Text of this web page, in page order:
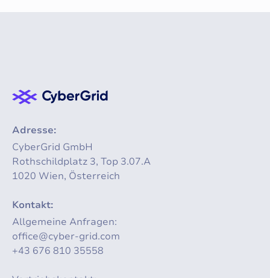
Adresse:
CyberGrid GmbH
Rothschildplatz 3, Top 3.07.A
1020 Wien, Österreich
Kontakt:
Allgemeine Anfragen:
office@cyber-grid.com
+43 676 810 35558